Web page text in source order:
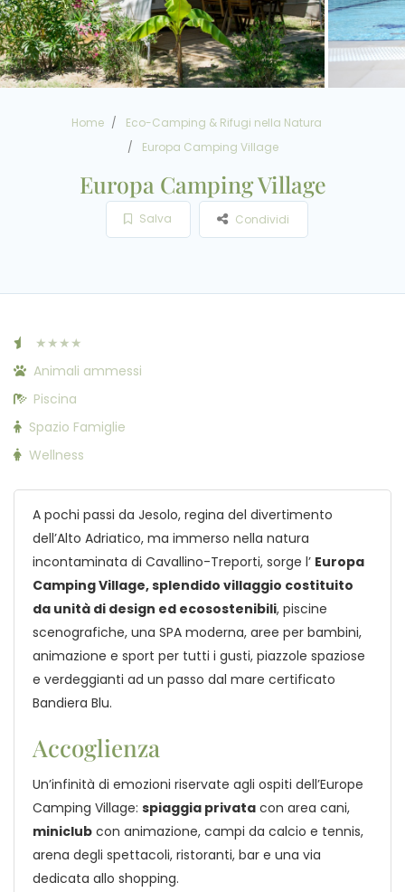
Home
Eco-Camping & Rifugi nella Natura
Europa Camping Village
Europa Camping Village
Salva Condividi
★★★★
Animali ammessi
Piscina
Spazio Famiglie
Wellness
A pochi passi da Jesolo, regina del divertimento
dell’Alto Adriatico, ma immerso nella natura
incontaminata di Cavallino-Treporti, sorge l’ Europa
Camping Village, splendido villaggio costituito
da unità di design ed ecosostenibili, piscine
scenografiche, una SPA moderna, aree per bambini,
animazione e sport per tutti i gusti, piazzole spaziose
e verdeggianti ad un passo dal mare certificato
Bandiera Blu.
Accoglienza
Un’infinità di emozioni riservate agli ospiti dell’Europe
Camping Village: spiaggia privata con area cani,
miniclub con animazione, campi da calcio e tennis,
arena degli spettacoli, ristoranti, bar e una via
dedicata allo shopping.